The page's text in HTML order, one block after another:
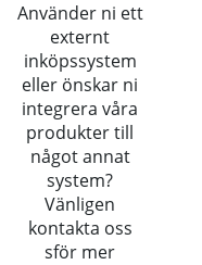
Använder ni ett
externt
inköpssystem
eller önskar ni
integrera våra
produkter till
något annat
system?
Vänligen
kontakta oss
sför mer